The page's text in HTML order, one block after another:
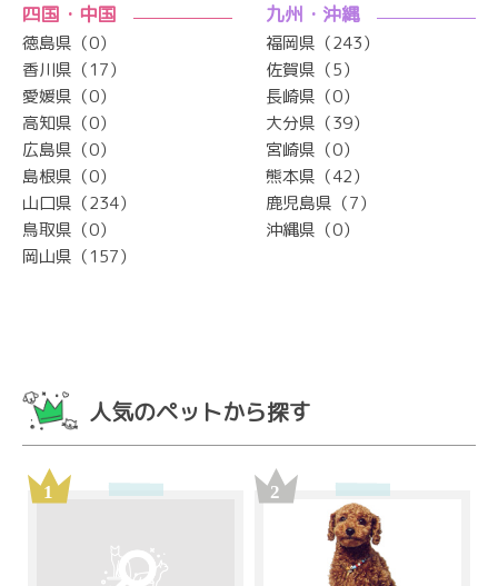
四国・中国
徳島県（0）
香川県（17）
愛媛県（0）
高知県（0）
広島県（0）
島根県（0）
山口県（234）
鳥取県（0）
岡山県（157）
九州・沖縄
福岡県（243）
佐賀県（5）
長崎県（0）
大分県（39）
宮崎県（0）
熊本県（42）
鹿児島県（7）
沖縄県（0）
人気のペットから探す